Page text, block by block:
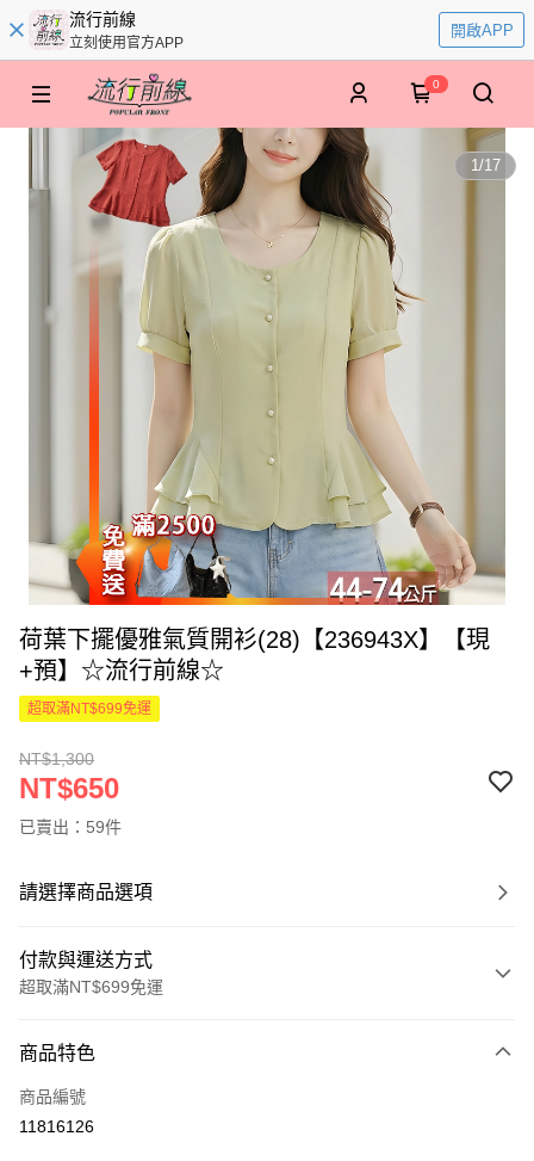
流行前線
立刻使用官方APP
開啟APP
0
1/17
荷葉下擺優雅氣質開衫(28)【236943X】【現
+預】☆流行前線☆
超取滿NT$699免運
NT$1,300
NT$650
已賣出：59件
請選擇商品選項
付款與運送方式
超取滿NT$699免運
信用卡一次付款
超商取貨付款
商品特色
商品編號
11816126